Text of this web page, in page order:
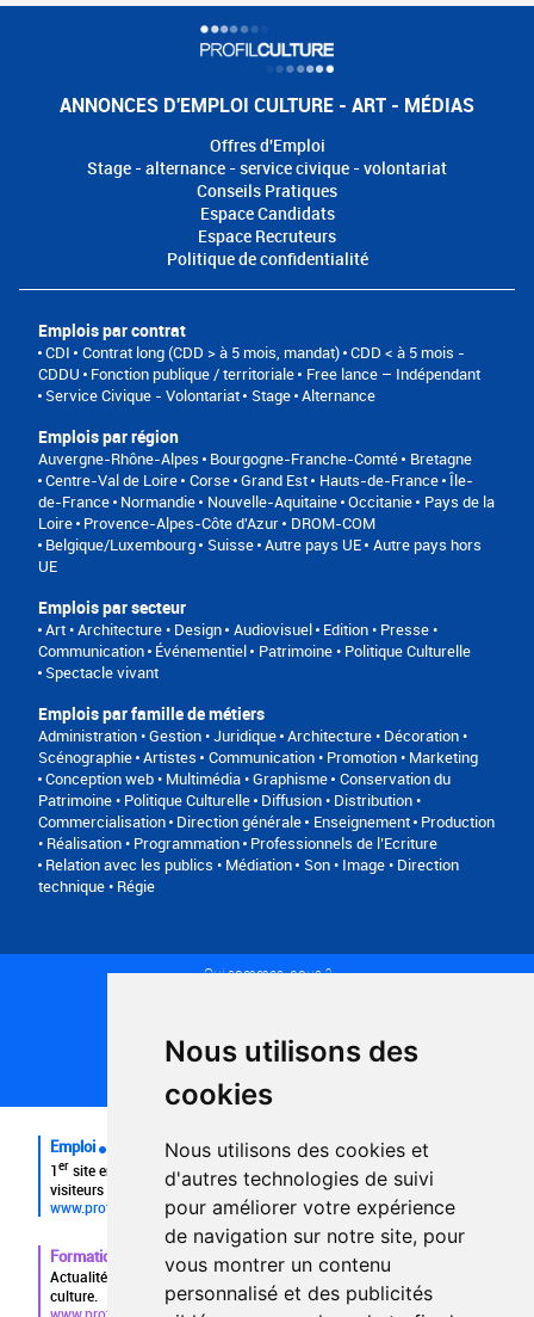
Nous utilisons des
cookies
Nous utilisons des cookies et
d'autres technologies de suivi
pour améliorer votre expérience
de navigation sur notre site, pour
vous montrer un contenu
personnalisé et des publicités
ANNONCES D'EMPLOI CULTURE - ART - MÉDIAS
Offres d'Emploi
Stage - alternance - service civique - volontariat
Conseils Pratiques
Espace Candidats
Espace Recruteurs
Politique de confidentialité
Emplois par contrat
CDI Contrat long (CDD > à 5 mois, mandat) CDD < à 5 mois -
CDDU
Fonction publique / territoriale
Free lance – Indépendant
Service Civique - Volontariat
Stage Alternance
Emplois par région
Auvergne-Rhône-Alpes Bourgogne-Franche-Comté
Bretagne
Centre-Val de Loire Corse Grand Est Hauts-de-France Île-
de-France Normandie Nouvelle-Aquitaine Occitanie
Pays de la
Loire Provence-Alpes-Côte d'Azur
DROM-COM
Belgique/Luxembourg
Suisse Autre pays UE Autre pays hors
UE
Emplois par secteur
Art • Architecture • Design Audiovisuel Edition • Presse •
Communication Événementiel
Patrimoine • Politique Culturelle
Spectacle vivant
Emplois par famille de métiers
Administration • Gestion • Juridique Architecture • Décoration •
Scénographie Artistes
Communication • Promotion • Marketing
Conception web • Multimédia • Graphisme Conservation du
Patrimoine • Politique Culturelle Diffusion • Distribution •
Commercialisation Direction générale Enseignement Production
• Réalisation • Programmation Professionnels de l’Ecriture
Relation avec les publics • Médiation
Son • Image • Direction
technique • Régie
Qui sommes-nous ?
Plan du site
FAQ recruteurs
FAQ
Emploi
1er site emploi du secteur culturel 784.000 visites et 230.000
visiteurs uniques par mois.
www.profilculture.com
Formation
Actualités, guide et annuaire des formations aux métiers de la
culture.